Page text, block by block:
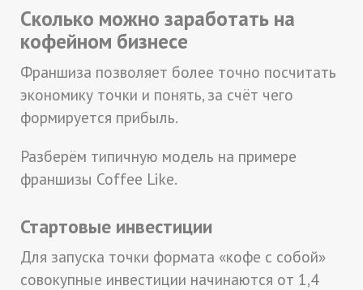
Сколько можно заработать на
кофейном бизнесе
Франшиза позволяет более точно посчитать
экономику точки и понять, за счёт чего
формируется прибыль.
Разберём типичную модель на примере
франшизы Coffee Like.
Стартовые инвестиции
Для запуска точки формата «кофе с собой»
совокупные инвестиции начинаются от 1,4